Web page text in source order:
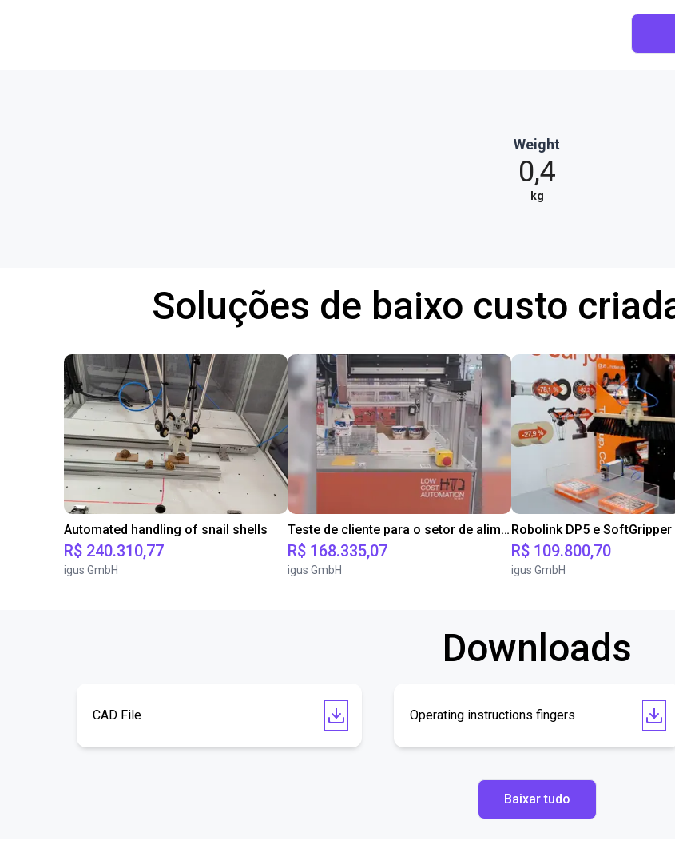
Weight
0,4
kg
Soluções de baixo custo
Automated handling of snail shells
R$ 240.310,77
igus GmbH
Teste de cliente para o setor de alimentos com garra em conformidade com a FDA
R$ 168.335,07
igus GmbH
R$ 109.800,70
igus GmbH
Downloads
CAD File Operating instructions fingers
Baixar tudo